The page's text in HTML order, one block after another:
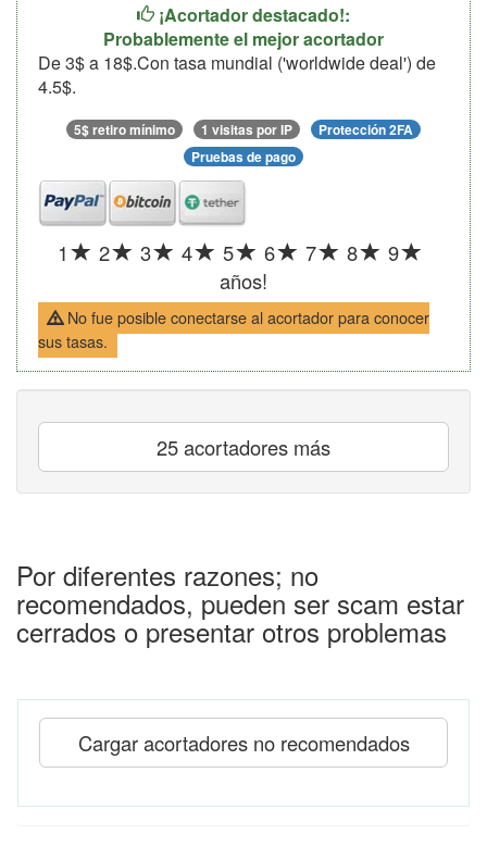
¡Acortador destacado!:
Probablemente el mejor acortador
De 3$ a 18$.Con tasa mundial ('worldwide deal') de
4.5$.
5$ retiro mínimo 1 visitas por IP
Protección 2FA
Pruebas de pago
1 2 3 4 5 6 7 8
9
años!
No fue posible conectarse al acortador para conocer
sus tasas.
25 acortadores más
Por diferentes razones; no
recomendados, pueden ser scam estar
cerrados o presentar otros problemas
Cargar acortadores no recomendados